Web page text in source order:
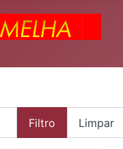
Filtro Limpar